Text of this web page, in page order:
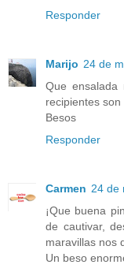
Responder
Marijo 24 de
Que
recipientes son
Besos
Responder
Carmen 24 de
¡Que buena
de cautivar,
maravillas nos
Un beso